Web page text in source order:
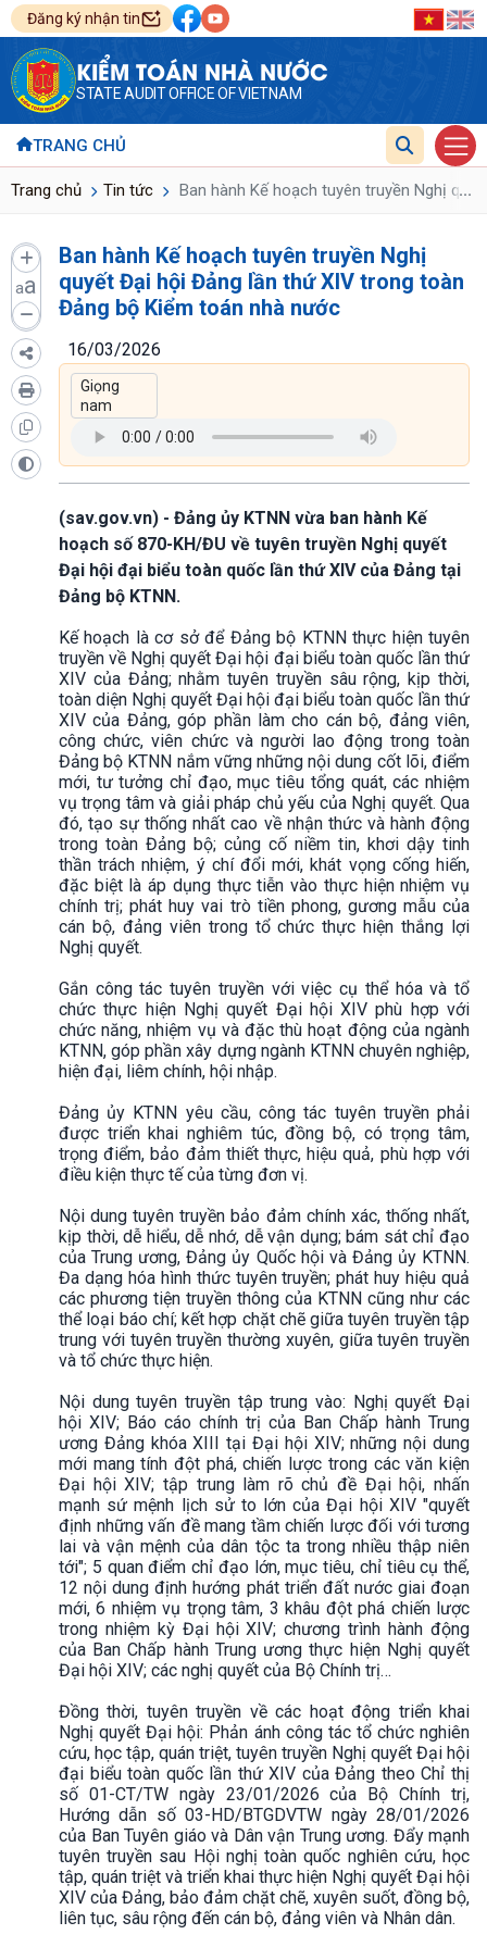
Đăng ký nhận tin
KIỂM TOÁN NHÀ NƯỚC
STATE AUDIT OFFICE OF VIETNAM
TRANG CHỦ
Trang chủ Tin tức Ban hành Kế hoạch tuyên truyền Nghị ...
aa
Ban hành Kế hoạch tuyên truyền Nghị
quyết Đại hội Đảng lần thứ XIV trong toàn
Đảng bộ Kiểm toán nhà nước
16/03/2026
(sav.gov.vn) - Đảng ủy KTNN vừa ban hành Kế
hoạch số 870-KH/ĐU về tuyên truyền Nghị quyết
Đại hội đại biểu toàn quốc lần thứ XIV của Đảng tại
Đảng bộ KTNN.
Kế hoạch là cơ sở để Đảng bộ KTNN thực hiện tuyên
truyền về Nghị quyết Đại hội đại biểu toàn quốc lần thứ
XIV của Đảng; nhằm tuyên truyền sâu rộng, kịp thời,
toàn diện Nghị quyết Đại hội đại biểu toàn quốc lần thứ
XIV của Đảng, góp phần làm cho cán bộ, đảng viên,
công chức, viên chức và người lao động trong toàn
Đảng bộ KTNN nắm vững những nội dung cốt lõi, điểm
mới, tư tưởng chỉ đạo, mục tiêu tổng quát, các nhiệm
vụ trọng tâm và giải pháp chủ yếu của Nghị quyết. Qua
đó, tạo sự thống nhất cao về nhận thức và hành động
trong toàn Đảng bộ; củng cố niềm tin, khơi dậy tinh
thần trách nhiệm, ý chí đổi mới, khát vọng cống hiến,
đặc biệt là áp dụng thực tiễn vào thực hiện nhiệm vụ
chính trị; phát huy vai trò tiền phong, gương mẫu của
cán bộ, đảng viên trong tổ chức thực hiện thắng lợi
Nghị quyết.
Gắn công tác tuyên truyền với việc cụ thể hóa và tổ
chức thực hiện Nghị quyết Đại hội XIV phù hợp với
chức năng, nhiệm vụ và đặc thù hoạt động của ngành
KTNN, góp phần xây dựng ngành KTNN chuyên nghiệp,
hiện đại, liêm chính, hội nhập.
Đảng ủy KTNN yêu cầu, công tác tuyên truyền phải
được triển khai nghiêm túc, đồng bộ, có trọng tâm,
trọng điểm, bảo đảm thiết thực, hiệu quả, phù hợp với
điều kiện thực tế của từng đơn vị.
Nội dung tuyên truyền bảo đảm chính xác, thống nhất,
kịp thời, dễ hiểu, dễ nhớ, dễ vận dụng; bám sát chỉ đạo
của Trung ương, Đảng ủy Quốc hội và Đảng ủy KTNN.
Đa dạng hóa hình thức tuyên truyền; phát huy hiệu quả
các phương tiện truyền thông của KTNN cũng như các
thể loại báo chí; kết hợp chặt chẽ giữa tuyên truyền tập
trung với tuyên truyền thường xuyên, giữa tuyên truyền
và tổ chức thực hiện.
Nội dung tuyên truyền tập trung vào: Nghị quyết Đại
hội XIV; Báo cáo chính trị của Ban Chấp hành Trung
ương Đảng khóa XIII tại Đại hội XIV; những nội dung
mới mang tính đột phá, chiến lược trong các văn kiện
Đại hội XIV; tập trung làm rõ chủ đề Đại hội, nhấn
mạnh sứ mệnh lịch sử to lớn của Đại hội XIV "quyết
định những vấn đề mang tầm chiến lược đối với tương
lai và vận mệnh của dân tộc ta trong nhiều thập niên
tới"; 5 quan điểm chỉ đạo lớn, mục tiêu, chỉ tiêu cụ thể,
12 nội dung định hướng phát triển đất nước giai đoạn
mới, 6 nhiệm vụ trọng tâm, 3 khâu đột phá chiến lược
trong nhiệm kỳ Đại hội XIV; chương trình hành động
của Ban Chấp hành Trung ương thực hiện Nghị quyết
Đại hội XIV; các nghị quyết của Bộ Chính trị…
Đồng thời, tuyên truyền về các hoạt động triển khai
Nghị quyết Đại hội: Phản ánh công tác tổ chức nghiên
cứu, học tập, quán triệt, tuyên truyền Nghị quyết Đại hội
đại biểu toàn quốc lần thứ XIV của Đảng theo Chỉ thị
số 01-CT/TW ngày 23/01/2026 của Bộ Chính trị,
Hướng dẫn số 03-HD/BTGDVTW ngày 28/01/2026
của Ban Tuyên giáo và Dân vận Trung ương. Đẩy mạnh
tuyên truyền sau Hội nghị toàn quốc nghiên cứu, học
tập, quán triệt và triển khai thực hiện Nghị quyết Đại hội
XIV của Đảng, bảo đảm chặt chẽ, xuyên suốt, đồng bộ,
liên tục, sâu rộng đến cán bộ, đảng viên và Nhân dân.